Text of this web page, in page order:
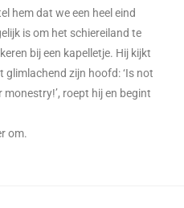
hem dat we een heel eind
is om het schiereiland te
bij een kapelletje. Hij kijkt
zijn hoofd: ‘Is not
roept hij en begint
om.